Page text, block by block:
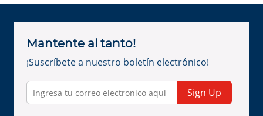
Mantente al tanto!
¡Suscríbete a nuestro boletín electrónico!
Sign Up